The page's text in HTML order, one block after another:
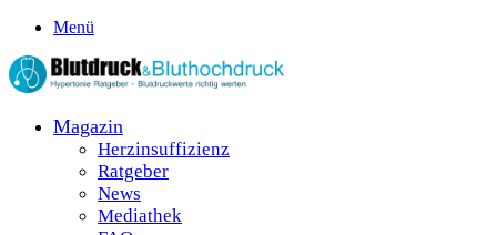
Menü
Magazin
Herzinsuffizienz
Ratgeber
News
Mediathek